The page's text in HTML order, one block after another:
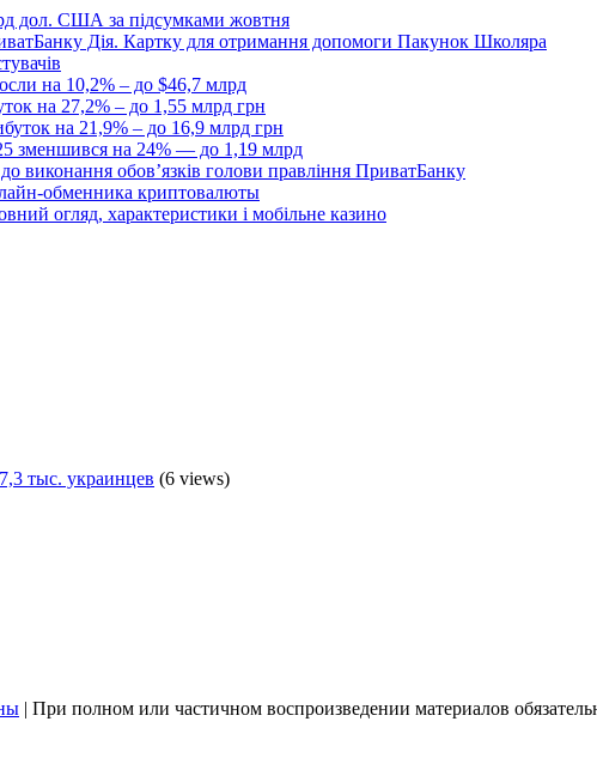
дол. США за підсумками жовтня
Дія. Картку для отримання допомоги Пакунок Школяра
на 10,2% – до $46,7 млрд
на 27,2% – до 1,55 млрд грн
на 21,9% – до 16,9 млрд грн
зменшився на 24% — до 1,19 млрд
виконання обовʼязків голови правління ПриватБанку
обменника криптовалюты
огляд, характеристики і мобільне казино
тыс. украинцев (6 views)
| При полном или частичном воспроизведении материалов